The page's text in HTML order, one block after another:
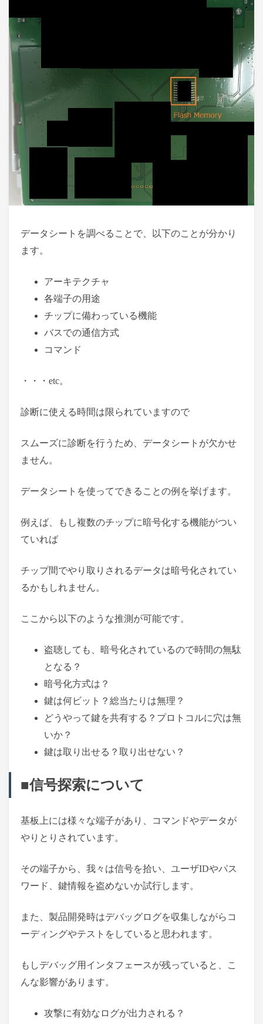
データシートを調べることで、以下のことが分かり
ます。
アーキテクチャ
各端子の用途
チップに備わっている機能
バスでの通信方式
コマンド
・・・etc。
診断に使える時間は限られていますので
スムーズに診断を行うため、データシートが欠かせ
ません。
データシートを使ってできることの例を挙げます。
例えば、もし複数のチップに暗号化する機能がつい
ていれば
チップ間でやり取りされるデータは暗号化されてい
るかもしれません。
ここから以下のような推測が可能です。
盗聴しても、暗号化されているので時間の無駄
となる？
暗号化方式は？
鍵は何ビット？総当たりは無理？
どうやって鍵を共有する？プロトコルに穴は無
いか？
鍵は取り出せる？取り出せない？
■信号探索について
基板上には様々な端子があり、コマンドやデータが
やりとりされています。
その端子から、我々は信号を拾い、ユーザIDやパス
ワード、鍵情報を盗めないか試行します。
また、製品開発時はデバッグログを収集しながらコ
ーディングやテストをしていると思われます。
もしデバッグ用インタフェースが残っていると、こ
んな影響があります。
攻撃に有効なログが出力される？